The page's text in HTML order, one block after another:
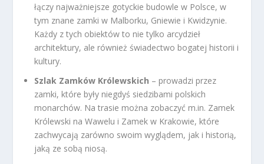
łączy najważniejsze gotyckie budowle w Polsce, w
tym znane zamki w Malborku, Gniewie i Kwidzynie.
Każdy z tych obiektów to nie tylko arcydzieł
architektury, ale również świadectwo bogatej historii i
kultury.
Szlak Zamków Królewskich – prowadzi przez
zamki, które były niegdyś siedzibami polskich
monarchów. Na trasie można zobaczyć m.in. Zamek
Królewski na Wawelu i Zamek w Krakowie, które
zachwycają zarówno swoim wyglądem, jak i historią,
jaką ze sobą niosą.